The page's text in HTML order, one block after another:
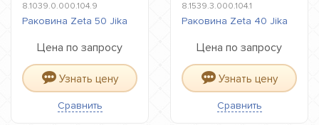
8.1039.0.000.104.9
Раковина Zeta 50 Jika
Цена по запросу
Узнать цену
Сравнить
8.1539.3.000.104.1
Раковина Zeta 40 Jika
Цена по запросу
Узнать цену
Сравнить